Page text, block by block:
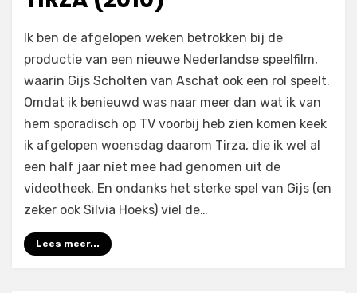
Filmofiel.nl
Laat een reactie achter op
(2010)
Ik ben de afgelopen weken betrokken bij de
productie van een nieuwe Nederlandse speelfilm,
waarin Gijs Scholten van Aschat ook een rol speelt.
Omdat ik benieuwd was naar meer dan wat ik van
hem sporadisch op TV voorbij heb zien komen keek
ik afgelopen woensdag daarom Tirza, die ik wel al
een half jaar níet mee had genomen uit de
videotheek. En ondanks het sterke spel van Gijs (en
zeker ook Silvia Hoeks) viel de…
Lees meer...